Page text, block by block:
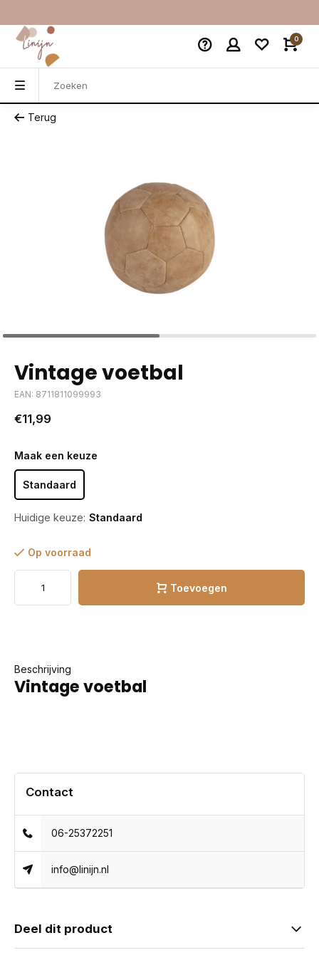
0
Terug
Vintage voetbal
EAN: 8711811099993
€11,99
Maak een keuze
Standaard
Huidige keuze: Standaard
Op voorraad
Toevoegen
Beschrijving
Vintage voetbal
Contact
06-25372251
info@linijn.nl
Deel dit product